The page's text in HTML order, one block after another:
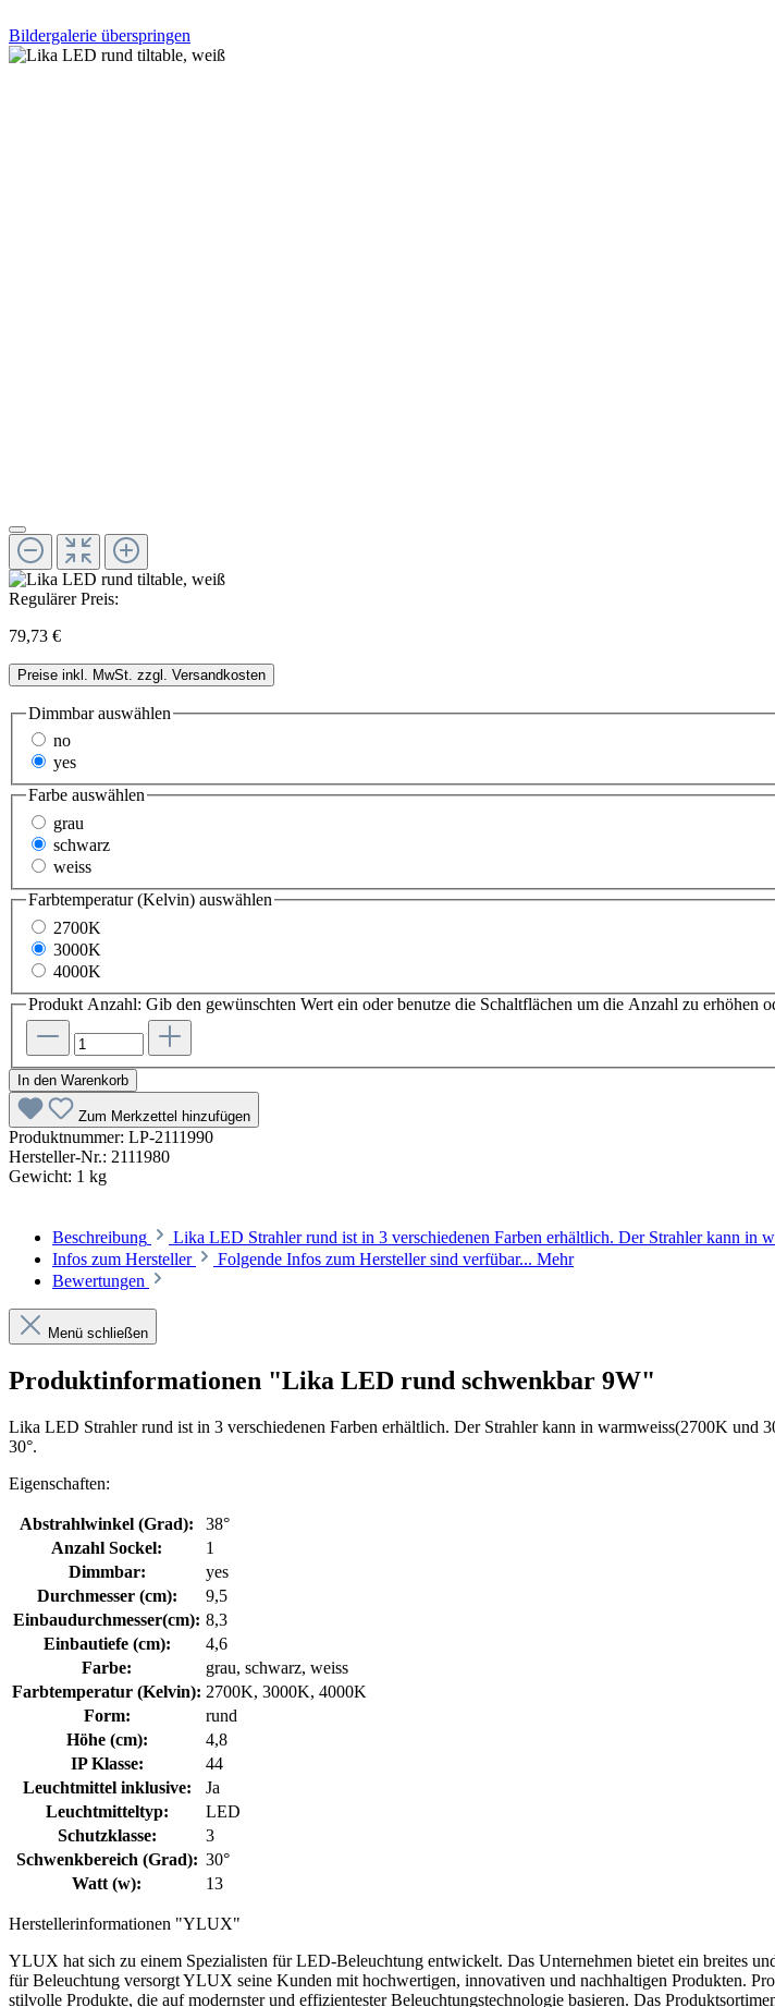
Bildergalerie überspringen
Regulärer Preis:
79,73 €
Preise inkl. MwSt. zzgl. Versandkosten
Dimmbarauswählen
no
yes
Farbe auswählen
grau
schwarz
weiss
Farbtemperatur (Kelvin) auswählen
2700K
3000K
4000K
Produkt Anzahl: Gib den gewünschten Wert ein oder benutze die Schaltflächen um die Anzahl zu erhöhen
In den Warenkorb
Zum Merkzettel hinzufügen
Produktnummer: LP-2111990
Hersteller-Nr.: 2111980
Gewicht: 1 kg
Beschreibung Lika LED Strahler rund ist in 3 verschiedenen Farben erhältlich. Der Strahler kann
Infos zum Hersteller
Folgende Infos zum Hersteller sind verfübar... Mehr
Bewertungen
Menü schließen
Produktinformationen "Lika LED rund schwenkbar 9W"
Lika LED Strahler rund ist in 3 verschiedenen Farben erhältlich. Der Strahler kann in warmweiss(2700K
30°.
Eigenschaften:
Abstrahlwinkel (Grad):
38°
Anzahl Sockel:
1
Dimmbar:
yes
Durchmesser (cm):
9,5
Einbaudurchmesser(cm): 8,3
Einbautiefe (cm):
4,6
Farbe:
grau, schwarz, weiss
Farbtemperatur (Kelvin): 2700K, 3000K, 4000K
Form:
rund
Höhe (cm):
4,8
IP Klasse:
44
Leuchtmittel inklusive:
Ja
Leuchtmitteltyp:
LED
Schutzklasse:
3
Schwenkbereich (Grad): 30°
Watt (w):
13
Herstellerinformationen "YLUX"
YLUX hat sich zu einem Spezialisten für LED-Beleuchtung entwickelt. Das Unternehmen bietet ein breites
für Beleuchtung versorgt YLUX seine Kunden mit hochwertigen, innovativen und nachhaltigen Produkten.
stilvolle Produkte, die auf modernster und effizientester Beleuchtungstechnologie basieren. Das